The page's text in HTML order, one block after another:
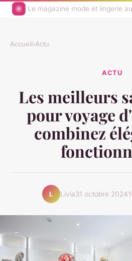
Le magazine mode et lingerie
Accueil›Actu
ACTU
Les meilleurs
pour voyage
combinez
L Livia31 octobre 2024